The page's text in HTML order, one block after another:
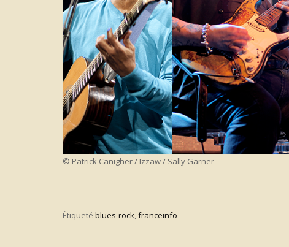
© Patrick Canigher / Izzaw / Sally Garner
Étiqueté blues-rock,franceinfo